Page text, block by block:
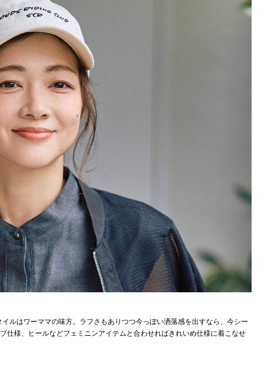
ルはワーママの味方。ラフさもありつつ今っぽい洒落感を出すなら、今シー
仕様、ヒールなどフェミニンアイテムと合わせればきれいめ仕様に着こなせ